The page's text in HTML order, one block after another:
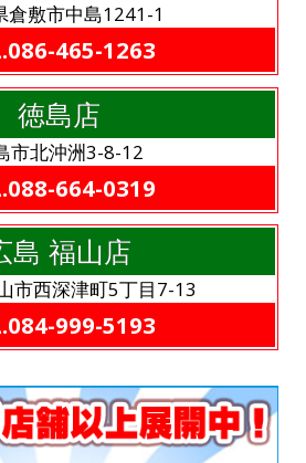
倉敷市中島1241-1
465-1263
徳島店
市北沖洲3-8-12
664-0319
島 福山店
市西深津町5丁目7-13
999-5193